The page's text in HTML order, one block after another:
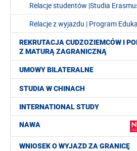
Relacje studentów |Studia
Relacje z wyjazdu | Program
REKRUTACJA CUDZOZIEMCÓW I
Z MATURĄ ZAGRANICZNĄ
UMOWY BILATERALNE
STUDIA W CHINACH
INTERNATIONAL STUDY
NAWA
WNIOSEK O WYJAZD ZA GRANICĘ